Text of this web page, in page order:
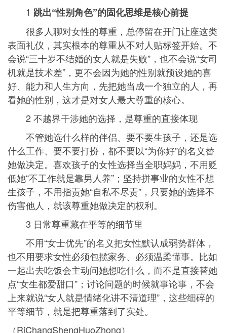
1 跳出“性别角色”的固化思维是核心前提
很多人聊对女性的尊重，总停留在开门让座这类
表面礼仪，其实根本的尊重从不对人贴标签开始。不
会说“三十岁不结婚的女人就是失败”，也不会说“女司
机就是技术差”，更不会因为她的性别就预设她的喜
好、能力和人生方向，先把她当成一个独立的人，再
看她的性别，这才是对女人最大尊重的核心。
2 不越界干涉她的选择，是尊重的直接体现
不管她选什么样的伴侣、要不要生孩子，还是选
什么工作、要不要打扮，都不要以“为你好”的名义替
她做决定。喜欢孩子的女性选择当全职妈妈，不用贬
低她“不工作就是靠男人养”；坚持拼事业的女性不想
生孩子，不用指责她“自私不尽责”，只要她的选择不
伤害他人，就该尊重她做决定的权利。
3 日常尊重藏在平等的细节里
不用“女士优先”的名义把女性默认成弱势群体，
也不用要求女性必须包揽家务、必须温柔懂事。比如
一起出去吃饭会主动问她想吃什么，而不是直接替她
点“女生都爱甜口”；讨论问题的时候就事论事，不会
上来就说“女人就是情绪化讲不清道理”，这些细碎的
平等细节，就是把尊重落到了实处。
（RiChangShengHuoZhong）